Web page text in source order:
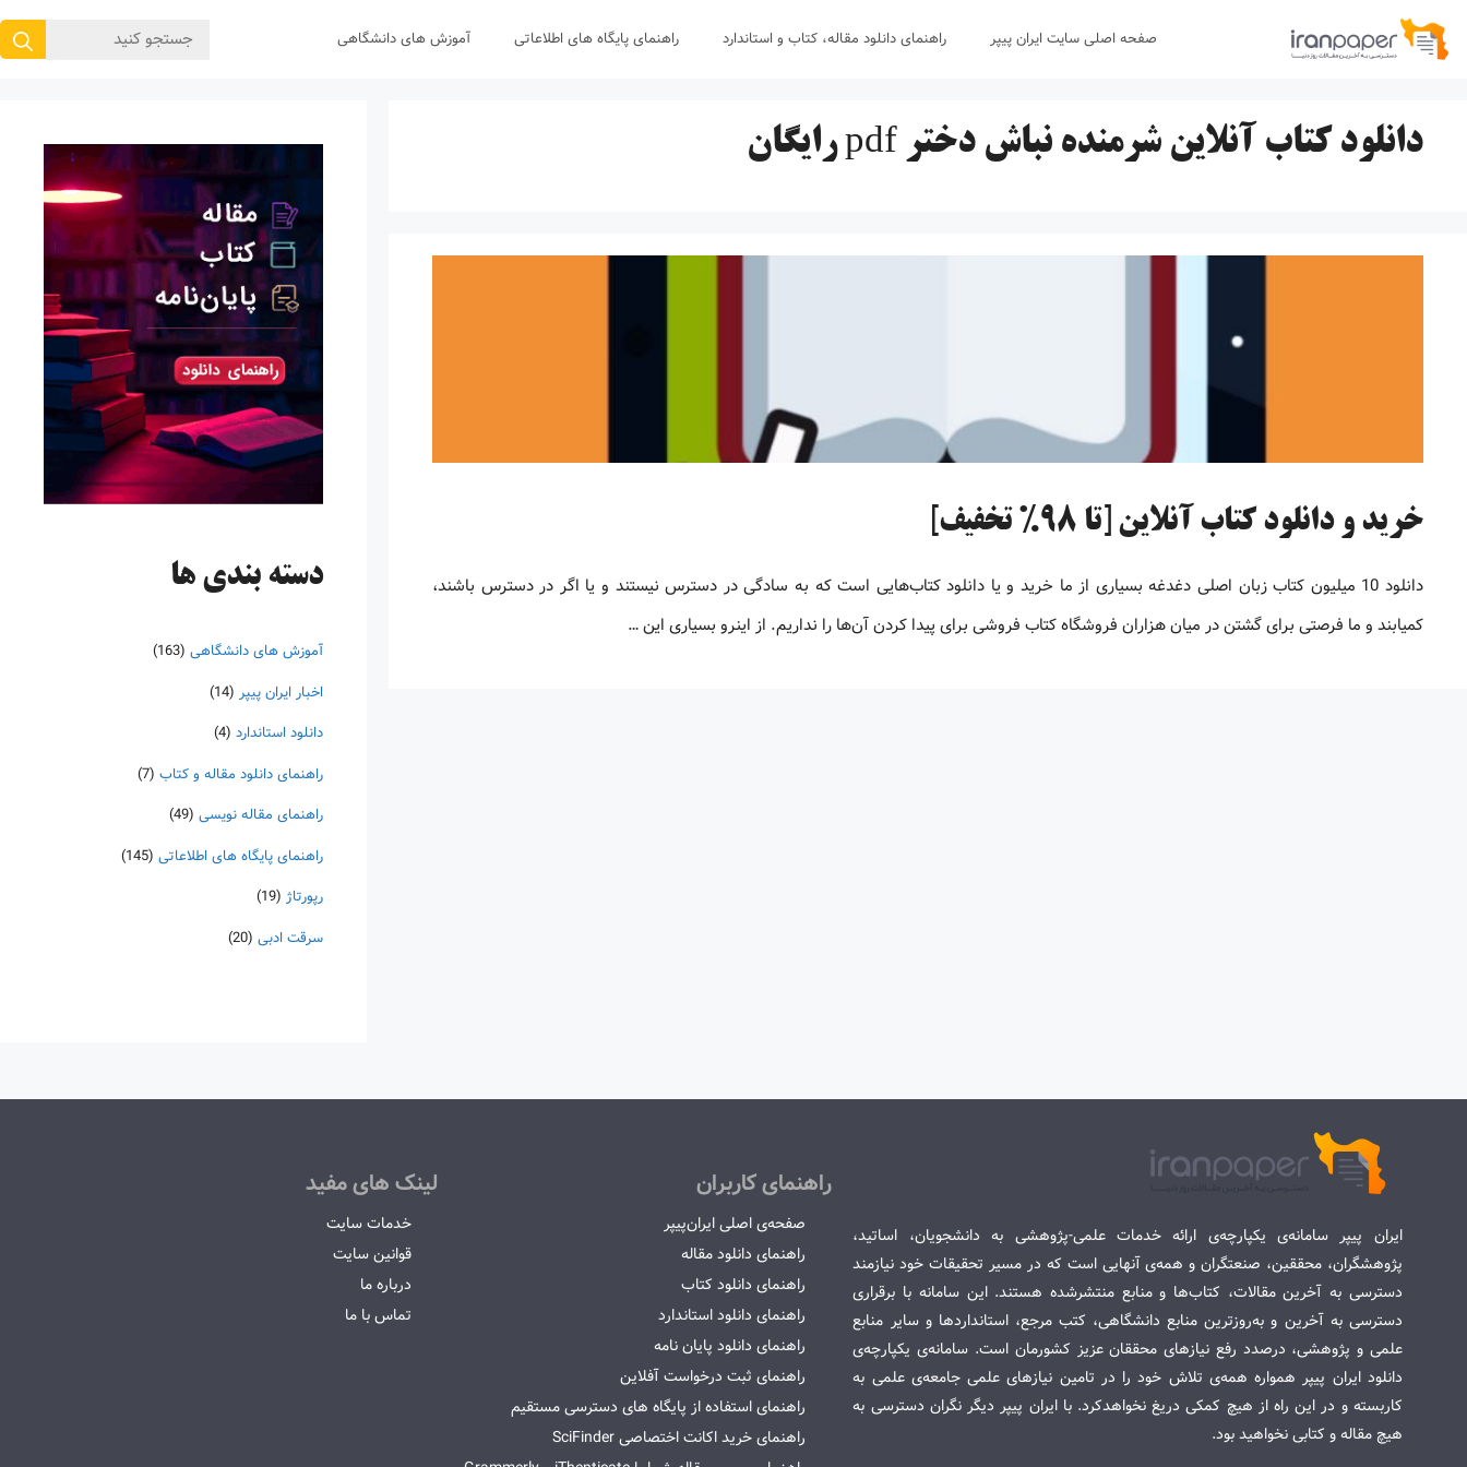
پرش
صفحه اصلی سایت ایران پیپر راهنمای دانلود مقاله، کتاب و استاندارد راهنمای پایگاه های اطلاعاتی آموزش های دانشگاهی
جستجوی
دانلود کتاب آنلاین شرمنده نباش دختر pdf رایگان
خرید و دانلود کتاب آنلاین [تا 98% تخفیف]
دانلود 10 میلیون کتاب زبان اصلی دغدغه بسیاری از ما خرید و یا دانلود کتاب‌هایی است که به سادگی در دسترس نیستند و یا اگر در دسترس باشند،
کمیابند و ما فرصتی برای گشتن در میان هزاران فروشگاه کتاب فروشی برای پیدا کردن آن‌ها را نداریم. از اینرو بسیاری این …
دسته‌ بندی ها
آموزش های دانشگاهی (163)
اخبار ایران پیپر (14)
دانلود استاندارد (4)
راهنمای دانلود مقاله و کتاب (7)
راهنمای مقاله نویسی (49)
راهنمای پایگاه های اطلاعاتی (145)
رپورتاژ (19)
سرقت ادبی (20)
ایران پیپر سامانه‌ی یکپارچه‌ی ارائه خدمات علمی-پژوهشی به دانشجویان، اساتید،
پژوهشگران، محققین، صنعتگران و همه‌ی آنهایی است که در مسیر تحقیقات خود نیازمند
دسترسی به آخرین مقالات، کتاب‌ها و منابع منتشرشده هستند. این سامانه با برقراری
دسترسی به آخرین و به‌روزترین منابع دانشگاهی، کتب مرجع، استانداردها و سایر منابع
علمی و پژوهشی، درصدد رفع نیازهای محققان عزیز کشورمان است. سامانه‌ی یکپارچه‌ی
دانلود ایران پیپر همواره همه‌ی تلاش خود را در تامین نیازهای علمی جامعه‌ی علمی به
کاربسته و در این راه از هیچ کمکی دریغ نخواهدکرد. با ایران پیپر دیگر نگران دسترسی به
هیچ مقاله و کتابی نخواهید بود.
راهنمای کاربران
صفحه‌ی اصلی ایران‌پیپر
راهنمای دانلود مقاله
راهنمای دانلود کتاب
راهنمای دانلود استاندارد
راهنمای دانلود پایان نامه
راهنمای ثبت درخواست آفلاین
راهنمای استفاده از پایگاه های دسترسی مستقیم
راهنمای خرید اکانت اختصاصی SciFinder
لینک های مفید
خدمات سایت
قوانین سایت
درباره ما
تماس با ما